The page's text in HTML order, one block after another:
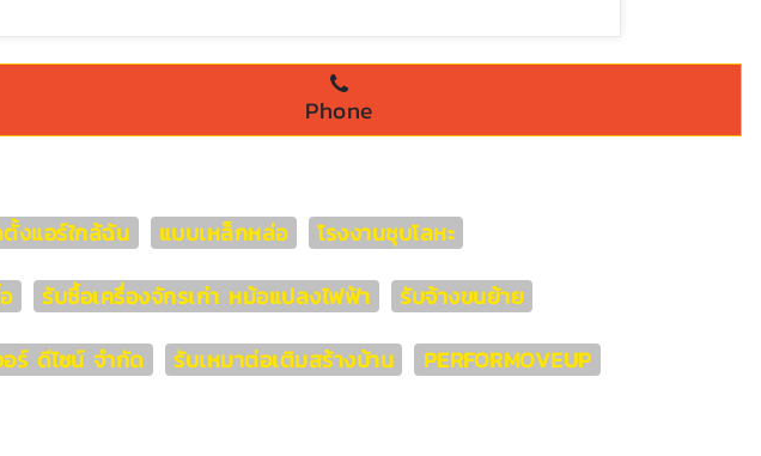
Phone
งแอร์ใกล้ฉัน แบบเหล็กหล่อ
โรงงานชุบโลหะ
รับซื้อเครื่องจักรเก่า หม้อแปลงไฟฟ้า
รับจ้างขนย้าย
ร์ ดีไซน์ จำกัด รับเหมาต่อเติมสร้างบ้าน PERFORMOVEUP